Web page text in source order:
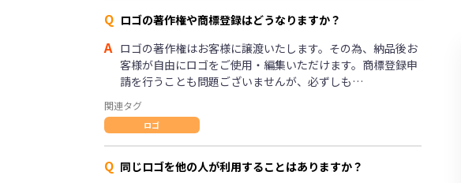
Q ロゴの著作権や商標登録はどうなりますか？
A ロゴの著作権はお客様に譲渡いたします。その為、納品後お
客様が自由にロゴをご使用・編集いただけます。商標登録申
請を行うことも問題ございませんが、必ずしも…
関連タグ
ロゴ
Q 同じロゴを他の人が利用することはありますか？